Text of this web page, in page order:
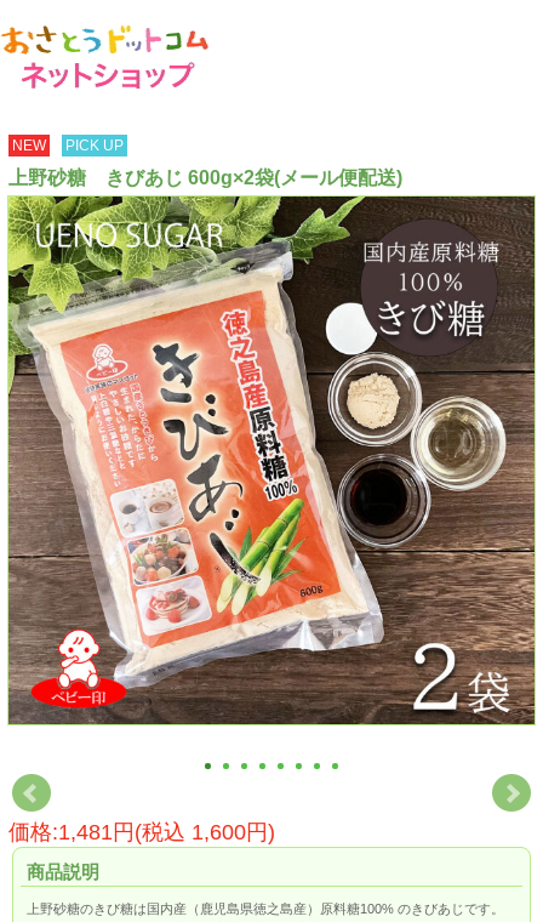
NEW PICK UP
上野砂糖 きびあじ 600g×2袋(メール便配送)
価格:1,481円(税込 1,600円)
商品説明
上野砂糖のきび糖は国内産（鹿児島県徳之島産）原料糖100% のきびあじです。